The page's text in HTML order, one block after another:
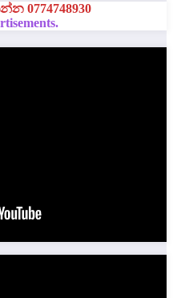
0774748930